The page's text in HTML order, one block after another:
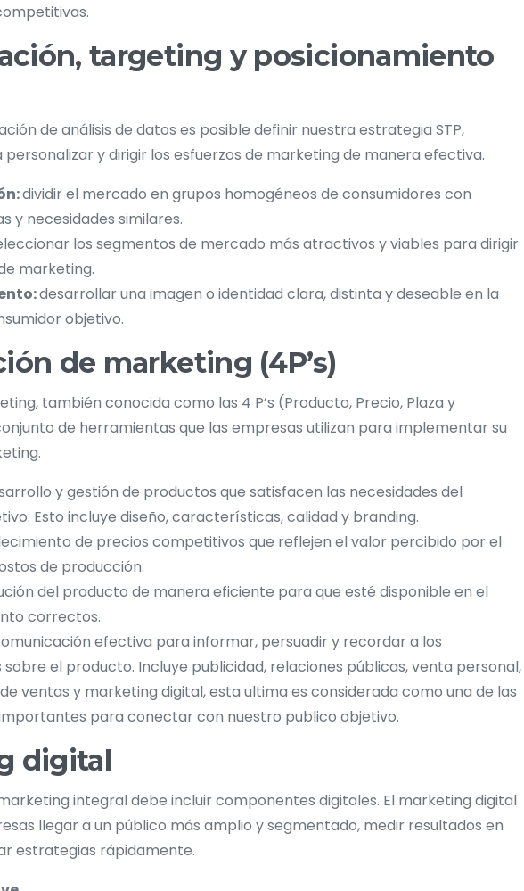
targeting y posicionamiento
de análisis de datos es posible definir nuestra estrategia STP,
y dirigir los esfuerzos de marketing de manera efectiva.
dividir el mercado en grupos homogéneos de consumidores con
y necesidades similares.
los segmentos de mercado más atractivos y viables para dirigir
marketing.
desarrollar una imagen o identidad clara, distinta y deseable en la
objetivo.
de marketing (4P’s)
también conocida como las 4 P’s (Producto, Precio, Plaza y
de herramientas que las empresas utilizan para implementar su
y gestión de productos que satisfacen las necesidades del
Esto incluye diseño, características, calidad y branding.
de precios competitivos que reflejen el valor percibido por el
de producción.
del producto de manera eficiente para que esté disponible en el
correctos.
efectiva para informar, persuadir y recordar a los
el producto. Incluye publicidad, relaciones públicas, venta personal,
ventas y marketing digital, esta ultima es considerada como una de las
para conectar con nuestro publico objetivo.
digital
integral debe incluir componentes digitales. El marketing digital
llegar a un público más amplio y segmentado, medir resultados en
estrategias rápidamente.